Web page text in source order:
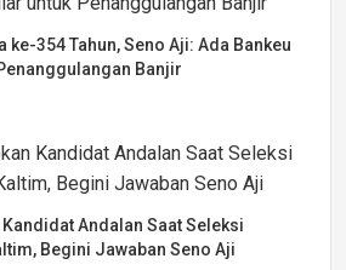
ke-354 Tahun, Seno Aji: Ada Bankeu
Banjir
Andalan Saat Seleksi
Begini Jawaban Seno Aji